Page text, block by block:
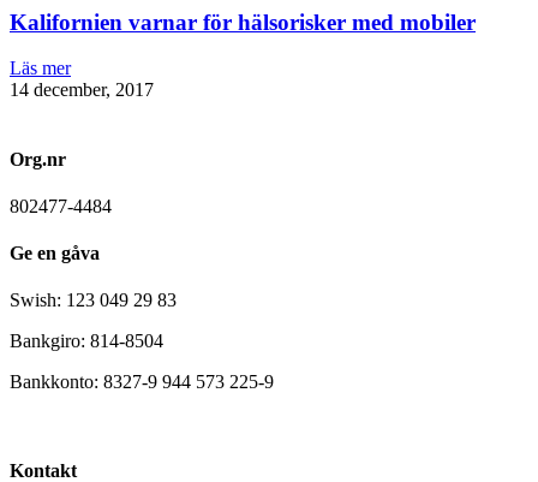
Kalifornien varnar för hälsorisker med mobiler
Läs mer
14 december, 2017
Org.nr
802477-4484
Ge en gåva
Swish: 123 049 29 83
Bankgiro: 814-8504
Bankkonto: 8327-9 944 573 225-9
Kontakt